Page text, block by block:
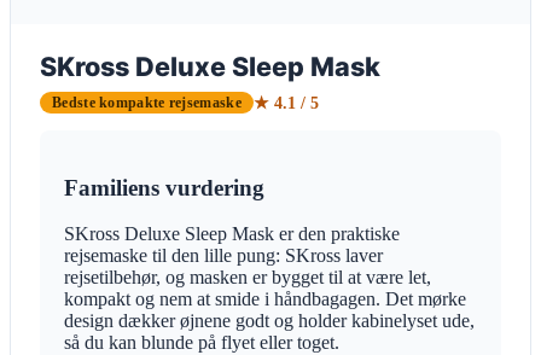
SKross Deluxe Sleep Mask
Bedste kompakte rejsemaske ★ 4.1 / 5
Familiens vurdering
SKross Deluxe Sleep Mask er den praktiske
rejsemaske til den lille pung: SKross laver
rejsetilbehør, og masken er bygget til at være let,
kompakt og nem at smide i håndbagagen. Det mørke
design dækker øjnene godt og holder kabinelyset ude,
så du kan blunde på flyet eller toget.